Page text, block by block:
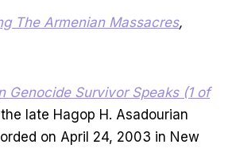
The Armenian Massacres,
Genocide Survivor Speaks (1 of
late Hagop H. Asadourian
on April 24, 2003 in New